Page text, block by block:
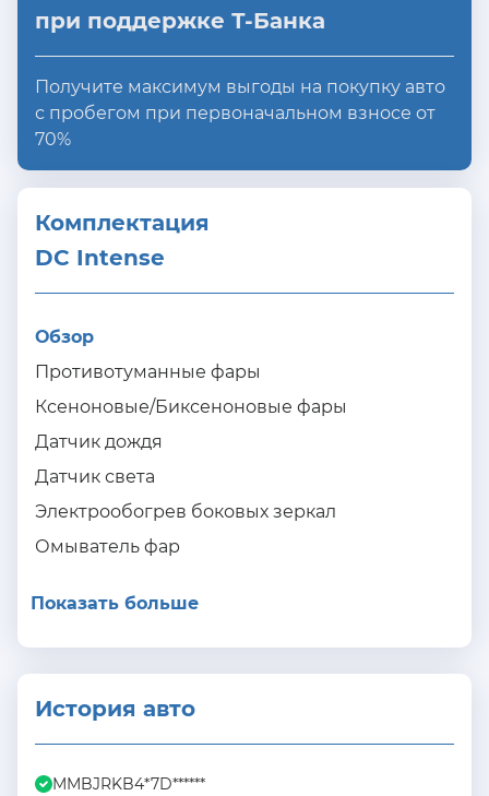
при поддержке Т-Банка
Получите максимум выгоды на покупку авто
с пробегом при первоначальном взносе от
70%
Комплектация
DC Intense
Обзор
Противотуманные фары
Ксеноновые/Биксеноновые фары
Датчик дождя
Датчик света
Электрообогрев боковых зеркал
Омыватель фар
Показать больше
История авто
MMBJRKB4*7D******